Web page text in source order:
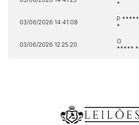
*
03/06/2026 14:41:08
P *****
*
03/06/2026 12:25:20
G
***** *